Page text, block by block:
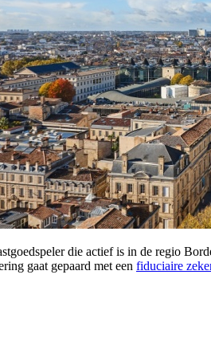
die actief is in de regio
gaat gepaard met een fiduciaire